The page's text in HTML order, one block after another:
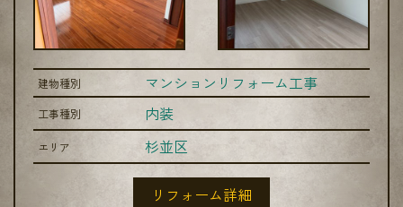
建物種別 マンションリフォーム工事
工事種別 内装
エリア 杉並区
リフォーム詳細